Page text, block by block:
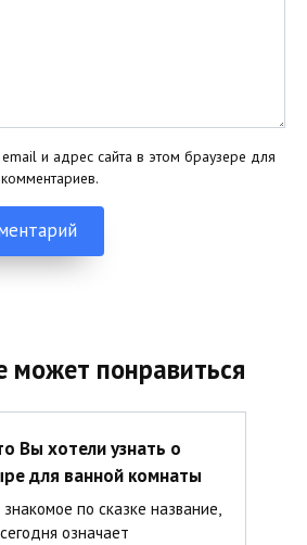
и адрес сайта в этом браузере для
может понравиться
Вы хотели узнать о
для ванной комнаты
по сказке название,
сегодня означает